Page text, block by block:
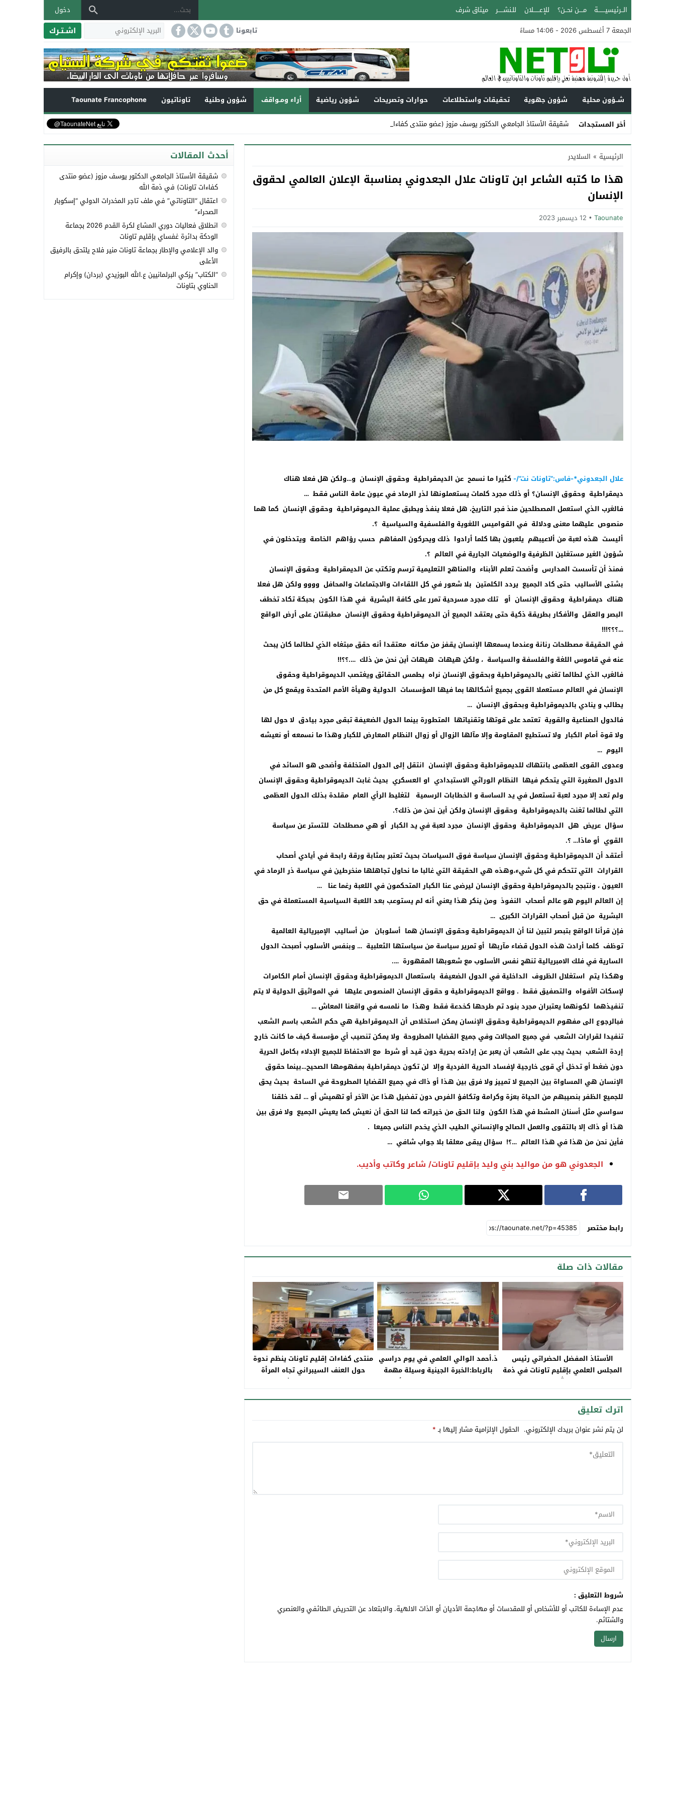
الــرئيسيـــــــة مــــن نحــن؟ للإعــــــلان للـنشـــــر ميثاق شرف
دخول
الجمعة 7 أغسطس 2026 - 14:06 مساءً
تابعونا اشـتـرك
شــؤون محلية شؤون جهوية تحقيقات واستطلاعات حوارات وتصريحات شؤون رياضية أراء ومـواقف شؤون وطنية تاوناتيون
Taounate Francophone
أخر المستجدات
شقيقة الأستاذ الجامعي الدكتور يوسف مزوز (عضو منتدى كفاءات تاونات) ف _
Stop
Previous
Next
الرئيسية » السلايدر
هذا ما كتبه الشاعر ابن تاونات علال الجعدوني بمناسبة الإعلان العالمي لحقوق
الإنسان
Taounate 12 ديسمبر 2023
علال الجعدوني*-فاس:”تاونات نت”/- كثيرا ما نسمح عن الديمقراطية وحقوق الإنسان و…ولكن هل فعلا هناك
ديمقراطية وحقوق الإنسان؟ أو ذلك مجرد كلمات يستعملونها لذر الرماد في عيون عامة الناس فقط …
فالغرب الذي استعمل المصطلحين منذ فجر التاريخ، هل فعلا ينفذ ويطبق عملية الديموقراطية وحقوق الإنسان كما هما
منصوص عليهما معنى ودلالة في القواميس اللغوية والفلسفية والسياسية ؟.
أليست هذه لعبة من ألاعيبهم يلعبون بها كلما أرادوا ذلك ويحركون المفاهم حسب رؤاهم الخاصة ويتدخلون في
شؤون الغير مستغلين الظرفية والوضعيات الجارية في العالم ؟.
فمنذ أن تأسست المدارس وأضحت تعلم الأبناء والمناهج التعليمية ترسم وتكتب عن الديمقراطية وحقوق الإنسان
بشتى الأساليب حتى كاد الجميع يردد الكلمتين بلا شعور في كل اللقاءات والاجتماعات والمحافل وووو ولكن هل فعلا
هناك ديمقراطية وحقوق الإنسان أو تلك مجرد مسرحية تمرر على كافة البشرية في هذا الكون بحبكة تكاد تخطف
البصر والعقل والأفكار بطريقة ذكية حتى يعتقد الجميع أن الديموقراطية وحقوق الإنسان مطبقتان على أرض الواقع
…؟؟؟!!!
في الحقيقة مصطلحات رنانة وعندما يسمعها الإنسان يقفز من مكانه معتقدا أنه حقق مبتغاه الذي لطالما كان يبحث
عنه في قاموس اللغة والفلسفة والسياسة ، ولكن هيهات هيهات أين نحن من ذلك ….؟؟!!
فالغرب الذي لطالما تغنى بالديموقراطية وبحقوق الإنسان نراه يطمس الحقائق ويغتصب الديموقراطية وحقوق
الإنسان في العالم مستعملا القوى بجميع أشكالها بما فيها المؤسسات الدولية وهيأة الأمم المتحدة ويقمع كل من
يطالب و ينادي بالديموقراطية وبحقوق الإنسان …
فالدول الصناعية والقوية تعتمد على قوتها وتقنياتها المتطورة بينما الدول الضعيفة تبقى مجرد بيادق لا حول لها
ولا قوة أمام الكبار ولا تستطيع المقاومة وإلا مآلها الزوال أو زوال النظام المعارض للكبار وهذا ما نسمعه أو نعيشه
اليوم …
وعدوى القوى العظمى بانتهاك للديموقراطية وحقوق الإنسان انتقل إلى الدول المتخلفة وأضحى هو السائد في
الدول الصغيرة التي يتحكم فيها النظام الوراثي الاستبدادي او العسكري بحيث غابت الديموقراطية وحقوق الإنسان
ولم تعد إلا مجرد لعبة تستعمل في يد الساسة و الخطابات الرسمية لتغليط الرأي العام مقلدة بذلك الدول العظمى
التي لطالما تغنت بالديموقراطية وحقوق الإنسان ولكن أين نحن من ذلك؟.
سؤال عريض هل الديموقراطية وحقوق الإنسان مجرد لعبة في يد الكبار أو هي مصطلحات للتستر عن سياسة
القوي أو ماذا… ؟.
أعتقد أن الديموقراطية وحقوق الإنسان سياسة فوق السياسات بحيث تعتبر بمثابة ورقة رابحة في أيادي أصحاب
القرارات التي تتحكم في كل شيء،وهذه هي الحقيقة التي غالبا ما نحاول تجاهلها منخرطين في سياسة ذر الرماد في
العيون ، ونتبجح بالديموقراطية وحقوق الإنسان ليرضى عنا الكبار المتحكمون في اللعبة رغما عنا …
إن العالم اليوم هو عالم أصحاب النفوذ ومن ينكر هذا يعني أنه لم يستوعب بعد اللعبة السياسية المستعملة في حق
البشرية من قبل أصحاب القرارات الكبرى …
فإن قرأنا الواقع بتبصر لتبين لنا أن الديموقراطية وحقوق الإنسان هما أسلوبان من أساليب الإمبريالية العالمية
توظف كلما أرادت هذه الدول قضاء مآربها أو تمرير سياسة من سياستها الثعلبية … وبنفس الأسلوب أصبحت الدول
السارية في فلك الامبريالية تنهج نفس الأسلوب مع شعوبها المقهورة ….
وهكذا يتم استغلال الظروف الداخلية في الدول الضعيفة باستعمال الديموقراطية وحقوق الإنسان أمام الكامرات
لإسكات الأفواه والتصفيق فقط . وواقع الديموقراطية و حقوق الإنسان المنصوص عليها في المواثيق الدولية لا يتم
تنفيذهما لكونهما يعتبران مجرد بنود تم طرحها كخدعة فقط وهذا ما نلمسه في واقعنا المعاش …
فبالرجوع الى مفهوم الديموقراطية وحقوق الإنسان يمكن استخلاص أن الديموقراطية هي حكم الشعب باسم الشعب
تنفيدا لقرارات الشعب في جميع المجالات وفي جميع القضايا المطروحة ولا يمكن تنصيب أي مؤسسة كيف ما كانت خارج
إردة الشعب بحيث يجب على الشعب أن يعبر عن إرادته بحرية دون قيد أو شرط مع الاحتفاظ للجميع الإدلاء بكامل الحرية
دون ضغط أو تدخل أي قوى خارجية لإفساد الحرية الفردية وإلا لن تكون ديمقراطية بمفهومها الصحيح…بينما حقوق
الإنسان هي المساواة بين الجميع لا تمييز ولا فرق بين هذا أو ذاك في جميع القضايا المطروحة في الساحة بحيث يحق
للجميع الظفر بنصيبهم من الحياة بعزة وكرامة وتكافؤ الفرص دون تفضيل هذا عن الآخر أو تهميش أو … لقد خلقنا
سواسي مثل أسنان المشط في هذا الكون ولنا الحق من خيراته كما لنا الحق أن نعيش كما يعيش الجميع ولا فرق بين
هذا أو ذاك إلا بالتقوى والعمل الصالح والإنساني الطيب الذي يخدم الناس جميعا .
فأين نحن من هذا في هذا العالم …؟! سؤال يبقى معلقا بلا جواب شافي …
الجعدوني هو من مواليد بني وليد بإقليم تاونات/ شاعر وكاتب وأديب.
رابط مختصر
مقالات ذات صلة
الأستاذ المفضل الحضراتي رئيس
المجلس العلمي بإقليم تاونات في ذمة
الله
ذ.أحمد الوالي العلمي في يوم دراسي
بالرباط:الخبرة الجينية وسيلة مهمة
لتنوير العدالة وفعالة لإصدار أحكام
منتدى كفاءات إقليم تاونات ينظم ندوة
حول العنف السيبراني تجاه المرأة
بتنسيق مع جمعية جسور الأمل بتاونات
اترك تعليق
لن يتم نشر عنوان بريدك الإلكتروني. الحقول الإلزامية مشار إليها بـ*
شروط التعليق :
عدم الإساءة للكاتب أو للأشخاص أو للمقدسات أو مهاجمة الأديان أو الذات الالهية. والابتعاد عن التحريض الطائفي والعنصري
والشتائم.
أحدث المقالات
شقيقة الأستاذ الجامعي الدكتور يوسف مزوز (عضو منتدى
كفاءات تاونات) في ذمة الله
اعتقال “التاوناتي” في ملف تاجر المخدرات الدولي “إسكوبار
الصحراء”
انطلاق فعاليات دوري المشاع لكرة القدم 2026 بجماعة
الودكة بدائرة غفساي بإقليم تاونات
والد الإعلامي والإطار بجماعة تاونات منير فلاح يلتحق بالرفيق
الأعلى
“الكتاب” يزكي البرلمانيين ع.الله البوزيدي (بردان) وإكرام
الحناوي بتاونات